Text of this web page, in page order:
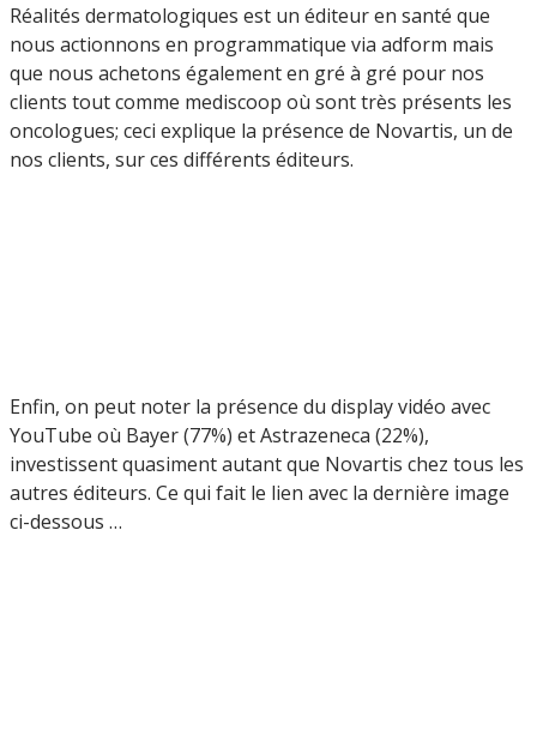
Réalités dermatologiques est un éditeur en santé que
nous actionnons en programmatique via adform mais
que nous achetons également en gré à gré pour nos
clients tout comme mediscoop où sont très présents les
oncologues; ceci explique la présence de Novartis, un de
nos clients, sur ces différents éditeurs.
Enfin, on peut noter la présence du display vidéo avec
YouTube où Bayer (77%) et Astrazeneca (22%),
investissent quasiment autant que Novartis chez tous les
autres éditeurs. Ce qui fait le lien avec la dernière image
ci-dessous …